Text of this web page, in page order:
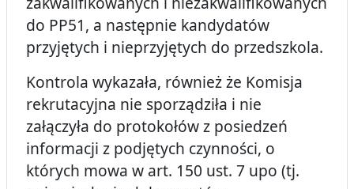
do PP51, a następnie kandydatów
przyjętych i nieprzyjętych do przedszkola.
Kontrola wykazała, również że Komisja
rekrutacyjna nie sporządziła i nie
załączyła do protokołów z posiedzeń
informacji z podjętych czynności, o
których mowa w art. 150 ust. 7 upo (tj.